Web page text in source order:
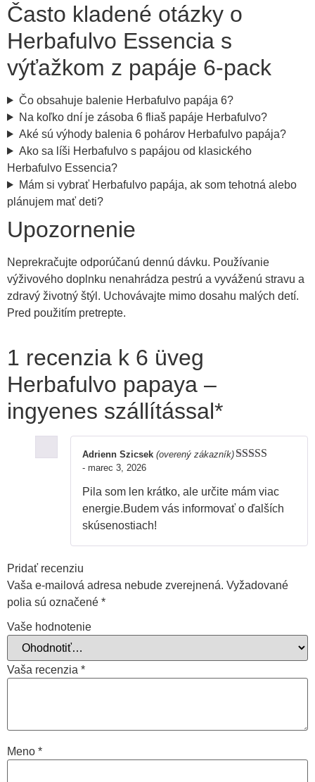
Často kladené otázky o
Herbafulvo Essencia s
výťažkom z papáje 6-pack
Čo obsahuje balenie Herbafulvo papája 6?
Na koľko dní je zásoba 6 fliaš papáje Herbafulvo?
Aké sú výhody balenia 6 pohárov Herbafulvo papája?
Ako sa líši Herbafulvo s papájou od klasického
Herbafulvo Essencia?
Mám si vybrať Herbafulvo papája, ak som tehotná alebo
plánujem mať deti?
Upozornenie
Neprekračujte odporúčanú dennú dávku. Používanie
výživového doplnku nenahrádza pestrú a vyváženú stravu a
zdravý životný štýl. Uchovávajte mimo dosahu malých detí.
Pred použitím pretrepte.
1 recenzia k 6 üveg
Herbafulvo papaya –
ingyenes szállítással*
Adrienn Szicsek (overený zákazník)
- marec 3, 2026
Pila som len krátko, ale určite mám viac
energie.Budem vás informovať o ďalších
skúsenostiach!
Pridať recenziu
Vaša e-mailová adresa nebude zverejnená. Vyžadované
polia sú označené *
Vaše hodnotenie
Vaša recenzia *
Meno *